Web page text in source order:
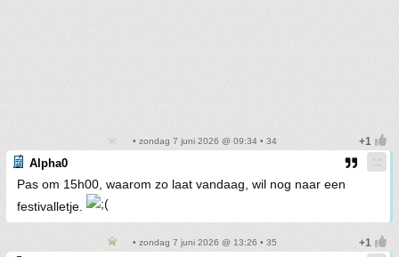
• zondag 7 juni 2026 @ 09:34 • 34
Alpha0
Pas om 15h00, waarom zo laat vandaag, wil nog naar een
festivalletje.
• zondag 7 juni 2026 @ 13:26 • 35